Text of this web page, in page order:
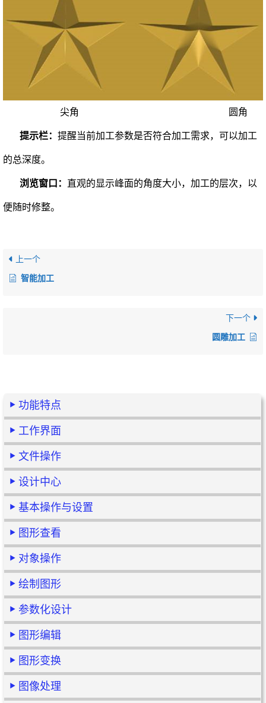
功能特点
工作界面
文件操作
设计中心
基本操作与设置
图形查看
对象操作
绘制图形
参数化设计
图形编辑
图形变换
图像处理
尖角 圆角
提示栏：提醒当前加工参数是否符合加工需求，可以加工
的总深度。
浏览窗口： 直观的显示峰面的角度大小，加工的层次，以
便随时修整。
上一个
智能加工
下一个
圆雕加工